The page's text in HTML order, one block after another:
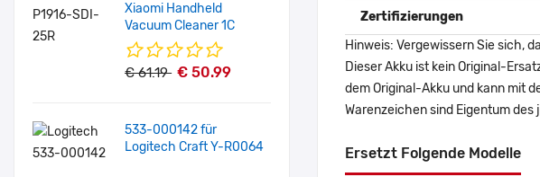
Xiaomi Handheld
Vacuum Cleaner 1C
€ 61.19 € 50.99
533-000142 für
Logitech Craft Y-R0064
Zertifizierungen
Hinweis: Vergewissern Sie sich,
Dieser Akku ist kein Original-
dem Original-Akku und kann mit
Warenzeichen sind Eigentum
Ersetzt Folgende Modelle